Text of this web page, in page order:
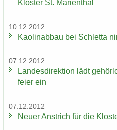
Klos­ter St. Ma­ri­en­thal
10.12.2012
Kao­lin­ab­bau bei Schlet­ta
07.12.2012
Lan­des­di­rek­ti­on lädt
fei­er ein
07.12.2012
Neuer An­strich für die